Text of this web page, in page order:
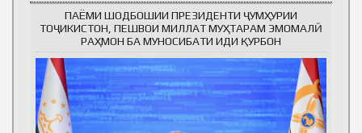
ПАЁМИ ШОДБОШИИ ПРЕЗИДЕНТИ ҶУМҲУРИИ
ТОҶИКИСТОН, ПЕШВОИ МИЛЛАТ МУҲТАРАМ ЭМОМАЛӢ
РАҲМОН БА МУНОСИБАТИ ИДИ ҚУРБОН